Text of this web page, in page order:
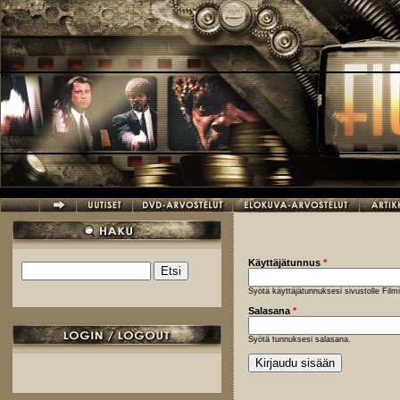
Hyppää pääsisältöön
Hakulomake
Käyttäjätunnus *
Syötä käyttäjätunnuksesi sivustolle
Salasana *
Syötä tunnuksesi salasana.